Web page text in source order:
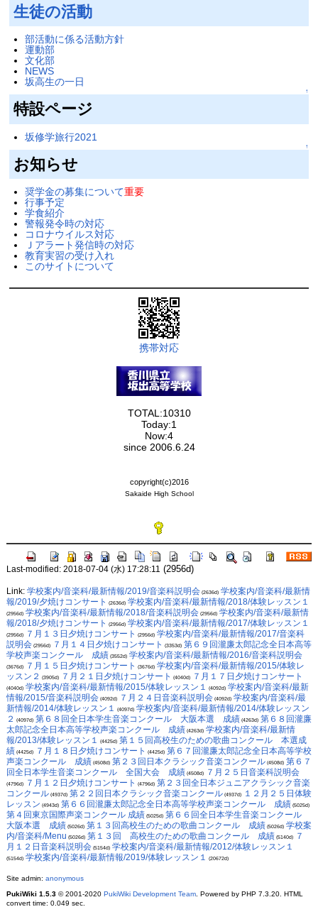
生徒の活動
部活動に係る活動方針
運動部
文化部
NEWS
坂高生の一日
↑
特設ページ
坂修学旅行2021
↑
お知らせ
奨学金の募集について重要
行事予定
学食紹介
警報発令時の対応
コロナウイルス対応
Ｊアラート発信時の対応
教育実習の受け入れ
このサイトについて
携帯対応
TOTAL:10310
Today:1
Now:4
since 2006.6.24
copyright(c)2016
Sakaide High School
Last-modified: 2018-07-04 (水) 17:28:11 (2956d)
Link: 学校案内/音楽科/最新情報/2019/音楽科説明会(2636d) 学校案内/音楽科/最新情
報/2019/夕焼けコンサート
(2636d) 学校案内/音楽科/最新情報/2018/体験レッスン１
(2956d) 学校案内/音楽科/最新情報/2018/音楽科説明会(2956d) 学校案内/音楽科/最新情
報/2018/夕焼けコンサート
(2956d) 学校案内/音楽科/最新情報/2017/体験レッスン１
(2956d) ７月１３日夕焼けコンサート (2956d) 学校案内/音楽科/最新情報/2017/音楽科
説明会(2956d) ７月１４日夕焼けコンサート (3353d) 第６９回瀧廉太郎記念全日本高等
学校声楽コンクール 成績 (3552d) 学校案内/音楽科/最新情報/2016/音楽科説明会
(3676d) ７月１５日夕焼けコンサート (3676d) 学校案内/音楽科/最新情報/2015/体験レ
ッスン２
(3905d) ７月２１日夕焼けコンサート (4040d) ７月１７日夕焼けコンサート
(4040d) 学校案内/音楽科/最新情報/2015/体験レッスン１ (4092d) 学校案内/音楽科/最新
情報/2015/音楽科説明会(4092d) ７月２４日音楽科説明会(4092d) 学校案内/音楽科/最
新情報/2014/体験レッスン１
(4097d) 学校案内/音楽科/最新情報/2014/体験レッスン
２
(4097d) 第６８回全日本学生音楽コンクール 大阪本選 成績 (4263d) 第６８回瀧廉
太郎記念全日本高等学校声楽コンクール 成績 (4263d) 学校案内/音楽科/最新情
報/2013/体験レッスン１
(4425d) 第１５回高校生のための歌曲コンクール 本選成
績 (4425d) ７月１８日夕焼けコンサート (4425d) 第６７回瀧廉太郎記念全日本高等学校
声楽コンクール 成績 (4508d) 第２３回日本クラシック音楽コンクール(4508d) 第６７
回全日本学生音楽コンクール 全国大会 成績 (4508d) ７月２５日音楽科説明会
(4796d) ７月１２日夕焼けコンサート (4796d) 第２３回全日本ジュニアクラシック音楽
コンクール(4937d) 第２２回日本クラシック音楽コンクール(4937d)
１２月２５日体験
レッスン (4943d) 第６６回瀧廉太郎記念全日本高等学校声楽コンクール 成績 (5025d)
第４回東京国際声楽コンクール 成績 (5025d) 第６６回全日本学生音楽コンクール
大阪本選 成績 (5026d) 第１３回高校生のための歌曲コンクール 成績 (5026d) 学校案
内/音楽科/Menu (5026d) 第１３回 高校生のための歌曲コンクール 成績 (5140d)
７
月１２日音楽科説明会(5154d) 学校案内/音楽科/最新情報/2012/体験レッスン１
(5154d) 学校案内/音楽科/最新情報/2019/体験レッスン１ (20672d)
Site admin: anonymous
PukiWiki 1.5.3© 2001-2020 PukiWiki Development Team. Powered by PHP 7.3.20. HTML
convert time: 0.049 sec.